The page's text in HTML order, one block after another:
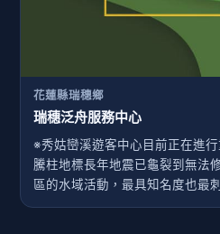
曉，連帶的也提高了鳳林地區的
念張箭與鄧玉瑛兩位老師...
花蓮縣瑞穗鄉
瑞穗泛舟服務中心
※秀姑巒溪遊客中心目前正在進
騰柱地標長年地震已龜裂到無法
區的水域活動，最具知名度也最
莫屬了。在民國70年代，秀姑巒